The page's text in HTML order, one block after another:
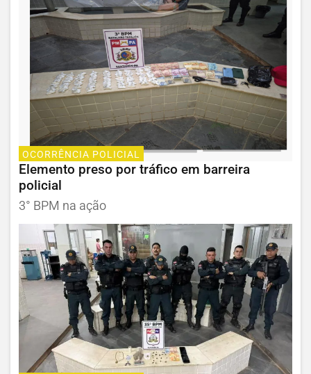
OCORRÊNCIA POLICIAL
Elemento preso por tráfico em barreira
policial
3° BPM na ação